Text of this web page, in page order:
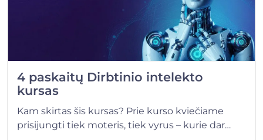
4 paskaitų Dirbtinio intelekto
kursas
Kam skirtas šis kursas? Prie kurso kviečiame
prisijungti tiek moteris, tiek vyrus – kurie dar…